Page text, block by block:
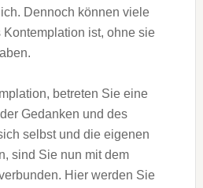
Dennoch können viele
ist, ohne sie
betreten Sie eine
Gedanken und des
selbst und die eigenen
sind Sie nun mit dem
Hier werden Sie